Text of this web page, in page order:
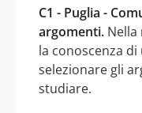
C1 - Puglia -
argomenti.
la conoscenza di
selezionare gli
studiare.